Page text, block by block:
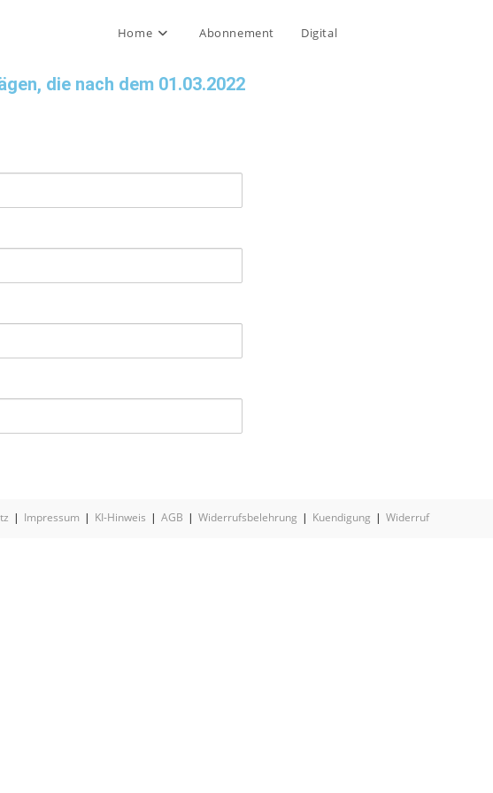
Home Abonnement Digital
die nach dem 01.03.2022
Impressum KI-Hinweis AGB Widerrufsbelehrung Kuendigung Widerruf